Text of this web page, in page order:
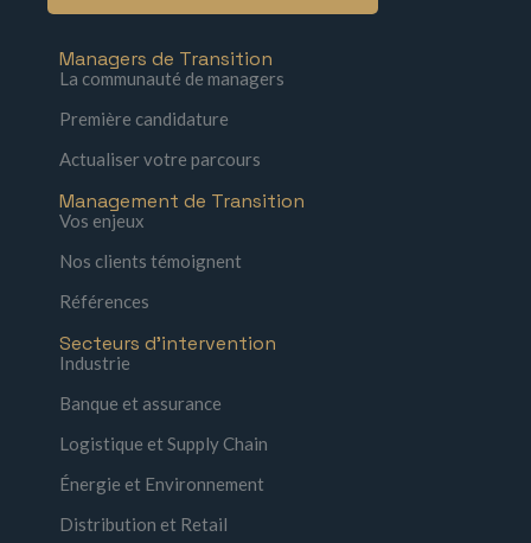
Managers de Transition
La communauté de managers
Première candidature
Actualiser votre parcours
Management de Transition
Vos enjeux
Nos clients témoignent
Références
Secteurs d'intervention
Industrie
Banque et assurance
Logistique et Supply Chain
Énergie et Environnement
Distribution et Retail